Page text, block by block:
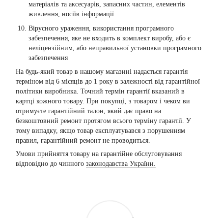
матеріалів та аксесуарів, запасних частин, елементів
живлення, носіїв інформації
Вірусного ураження, використання програмного
забезпечення, яке не входить в комплект виробу, або є
неліцензійним, або неправильної установки програмного
забезпечення
На будь-який товар в нашому магазині надається гарантія
терміном від 6 місяців до 1 року в залежності від гарантійної
політики виробника. Точний термін гарантії вказаний в
картці кожного товару. При покупці, з товаром і чеком ви
отримуєте гарантійний талон, який дає право на
безкоштовний ремонт протягом всього терміну гарантії. У
тому випадку, якщо товар експлуатувався з порушенням
правил, гарантійний ремонт не проводиться.
Умови прийняття товару на гарантійне обслуговування
відповідно до чинного законодавства України.